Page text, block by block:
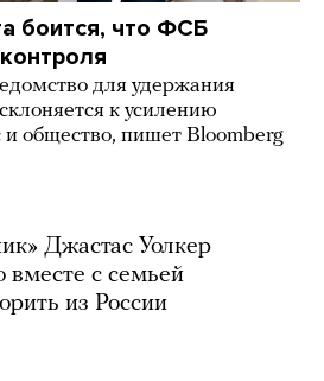
боится, что ФСБ
для удержания
к усилению
и общество, пишет Bloomberg
Джастас Уолкер
вместе с семьей
из России